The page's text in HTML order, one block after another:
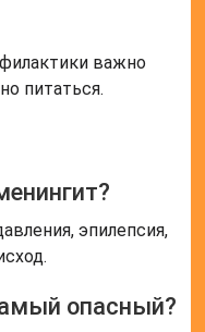
важно
питаться.
эпилепсия,
опасный?